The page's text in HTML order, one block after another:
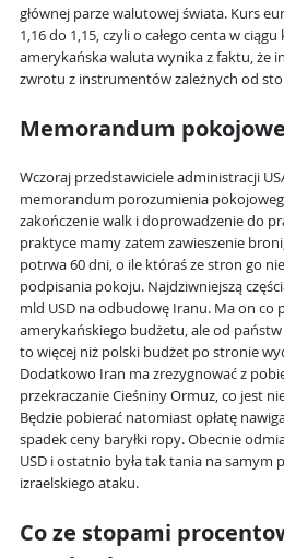
głównej parze walutowej świata. Kurs
1,16 do 1,15, czyli o całego centa w
amerykańska waluta wynika z faktu, że
zwrotu z instrumentów zależnych od
Memorandum pokojowe
Wczoraj przedstawiciele administracji
memorandum porozumienia
zakończenie walk i doprowadzenie do
praktyce mamy zatem zawieszenie
potrwa 60 dni, o ile któraś ze stron go
podpisania pokoju. Najdziwniejszą
mld USD na odbudowę Iranu. Ma on co
amerykańskiego budżetu, ale od
to więcej niż polski budżet po stronie
Dodatkowo Iran ma zrezygnować z
przekraczanie Cieśniny Ormuz, co jest
Będzie pobierać natomiast opłatę
spadek ceny baryłki ropy. Obecnie
USD i ostatnio była tak tania na samym
izraelskiego ataku.
Co ze stopami